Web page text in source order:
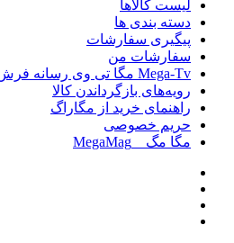
لیست کالاها
دسته بندی ها
پیگیری سفارشات
سفارشات من
Mega-Tv مگا تی وی رسانه فرش و قالی ایران
رویه‌های بازگرداندن کالا
راهنمای خرید از مگاراگ
حریم خصوصی
مگا مگ _ MegaMag